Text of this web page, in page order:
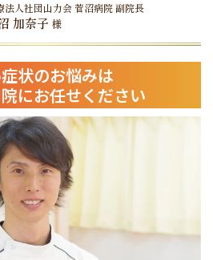
法人社団山力会 菅沼病院 副院長
加奈子 様
状のお悩みは
にお任せください